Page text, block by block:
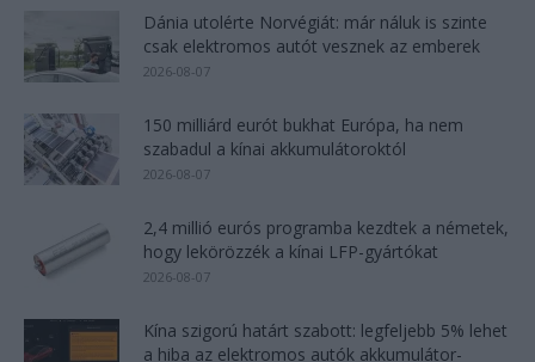
Dánia utolérte Norvégiát: már náluk is szinte
csak elektromos autót vesznek az emberek
2026-08-07
150 milliárd eurót bukhat Európa, ha nem
szabadul a kínai akkumulátoroktól
2026-08-07
2,4 millió eurós programba kezdtek a németek,
hogy lekörözzék a kínai LFP-gyártókat
2026-08-07
Kína szigorú határt szabott: legfeljebb 5% lehet
a hiba az elektromos autók akkumulátor-